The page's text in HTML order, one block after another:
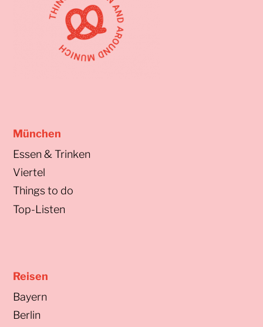
München
Essen & Trinken
Viertel
Things to do
Top-Listen
Reisen
Bayern
Berlin